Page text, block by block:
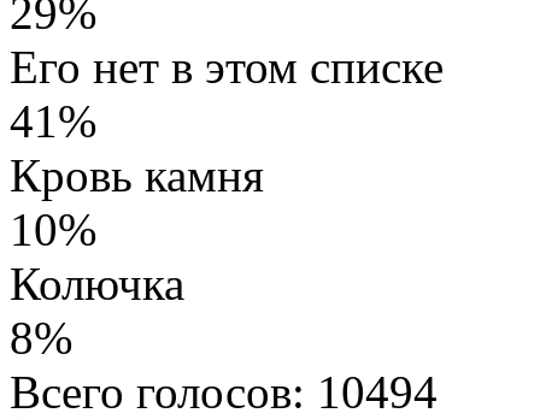
29%
Его нет в этом списке
41%
Кровь камня
10%
Колючка
8%
Всего голосов: 10494